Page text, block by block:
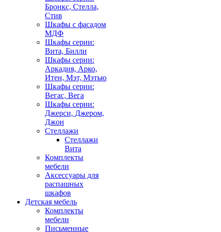
Бронкс, Стелла,
Стив
Шкафы с фасадом
МДФ
Шкафы серии:
Вита, Билли
Шкафы серии:
Аркадия, Арко,
Итен, Мэт, Мэтью
Шкафы серии:
Вегас, Вега
Шкафы серии:
Джерси, Джером,
Джон
Стеллажи
Стеллажи
Вита
Комплекты
мебели
Аксессуары для
распашных
шкафов
Детская мебель
Комплекты
мебели
Письменные